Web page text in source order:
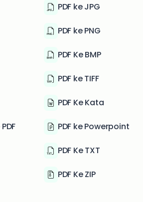
PDF ke JPG
PDF ke PNG
PDF Ke BMP
PDF ke TIFF
PDF Ke Kata
PDF ke Powerpoint
PDF Ke TXT
PDF Ke ZIP